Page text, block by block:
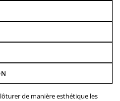
de manière esthétique les